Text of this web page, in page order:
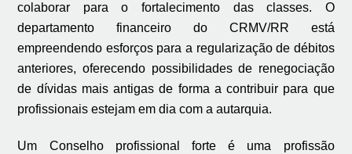
colaborar para o fortalecimento das classes. O
departamento financeiro do CRMV/RR está
empreendendo esforços para a regularização de débitos
anteriores, oferecendo possibilidades de renegociação
de dívidas mais antigas de forma a contribuir para que
profissionais estejam em dia com a autarquia.
Um Conselho profissional forte é uma profissão